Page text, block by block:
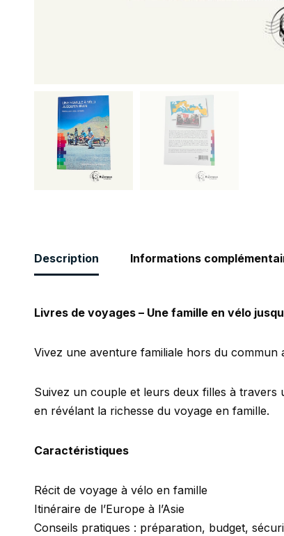
Description Informations
Livres de voyages – Une famille en vélo
Vivez une aventure familiale hors du
Suivez un couple et leurs deux filles à travers
en révélant la richesse du voyage en famille.
Caractéristiques
Récit de voyage à vélo en famille
Itinéraire de l’Europe à l’Asie
Conseils pratiques : préparation, budget,